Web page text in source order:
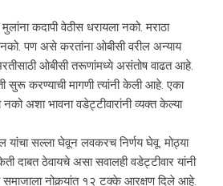
कदापी वेठीस धरायला नको. मराठा
नको. पण असे करतांना ओबीसी वरील अन्याय
ओबीसी तरूणांमध्ये असंतोष वाढत आहे.
सुरू करण्याची मागणी त्यांनी केली आहे. एका
अशा भावना वडेट्टीवारांनी व्यक्त केल्या
यांचा सल्ला घेवून लवकरच निर्णय घेवू. मोठ्या
दाबत ठेवायचे असा सवालही वडेट्टीवार यांनी
समाजाला नोकर्‍यांत १२ टक्के आरक्षण दिले आहे.